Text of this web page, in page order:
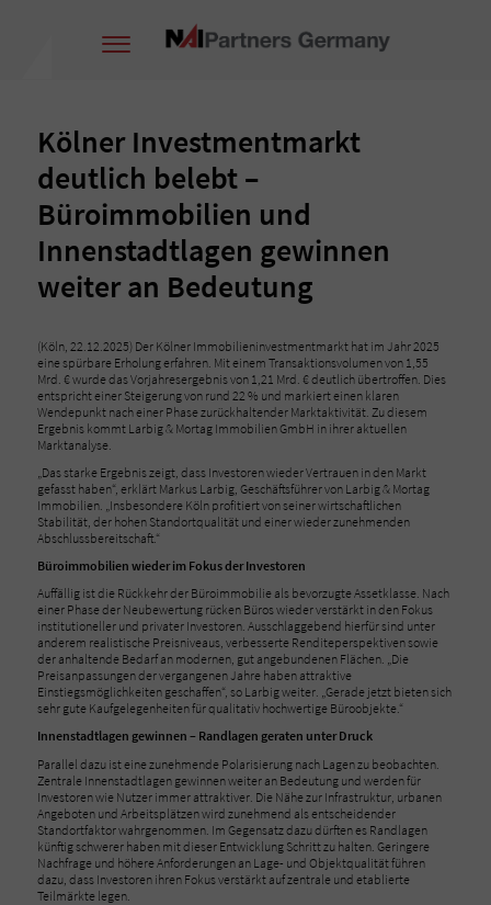
Kölner Investmentmarkt
deutlich belebt –
Büroimmobilien und
Innenstadtlagen gewinnen
weiter an Bedeutung
(Köln, 22.12.2025) Der Kölner Immobilieninvestmentmarkt hat im Jahr 2025
eine spürbare Erholung erfahren. Mit einem Transaktionsvolumen von 1,55
Mrd. € wurde das Vorjahresergebnis von 1,21 Mrd. € deutlich übertroffen. Dies
entspricht einer Steigerung von rund 22 % und markiert einen klaren
Wendepunkt nach einer Phase zurückhaltender Marktaktivität. Zu diesem
Ergebnis kommt Larbig & Mortag Immobilien GmbH in ihrer aktuellen
Marktanalyse.
„Das starke Ergebnis zeigt, dass Investoren wieder Vertrauen in den Markt
gefasst haben“, erklärt Markus Larbig, Geschäftsführer von Larbig & Mortag
Immobilien. „Insbesondere Köln profitiert von seiner wirtschaftlichen
Stabilität, der hohen Standortqualität und einer wieder zunehmenden
Abschlussbereitschaft.“
Büroimmobilien wieder im Fokus der Investoren
Auffällig ist die Rückkehr der Büroimmobilie als bevorzugte Assetklasse. Nach
einer Phase der Neubewertung rücken Büros wieder verstärkt in den Fokus
institutioneller und privater Investoren. Ausschlaggebend hierfür sind unter
anderem realistische Preisniveaus, verbesserte Renditeperspektiven sowie
der anhaltende Bedarf an modernen, gut angebundenen Flächen. „Die
Preisanpassungen der vergangenen Jahre haben attraktive
Einstiegsmöglichkeiten geschaffen“, so Larbig weiter. „Gerade jetzt bieten sich
sehr gute Kaufgelegenheiten für qualitativ hochwertige Büroobjekte.“
Innenstadtlagen gewinnen – Randlagen geraten unter Druck
Parallel dazu ist eine zunehmende Polarisierung nach Lagen zu beobachten.
Zentrale Innenstadtlagen gewinnen weiter an Bedeutung und werden für
Investoren wie Nutzer immer attraktiver. Die Nähe zur Infrastruktur, urbanen
Angeboten und Arbeitsplätzen wird zunehmend als entscheidender
Standortfaktor wahrgenommen. Im Gegensatz dazu dürften es Randlagen
künftig schwerer haben mit dieser Entwicklung Schritt zu halten. Geringere
Nachfrage und höhere Anforderungen an Lage- und Objektqualität führen
dazu, dass Investoren ihren Fokus verstärkt auf zentrale und etablierte
Teilmärkte legen.